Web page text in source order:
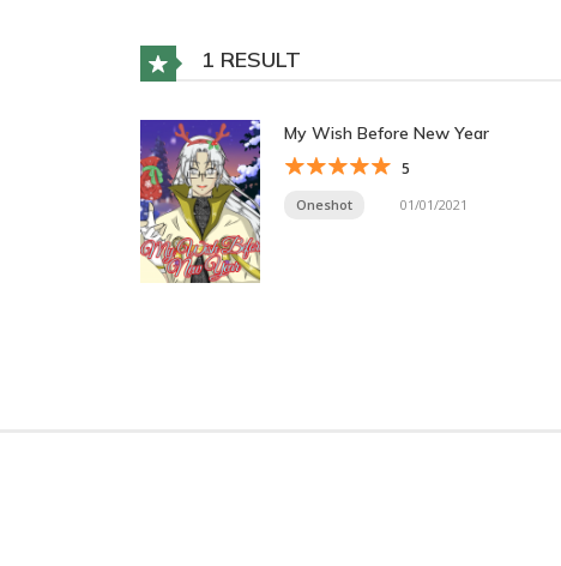
1 RESULT
My Wish Before New Year
5
Oneshot 01/01/2021